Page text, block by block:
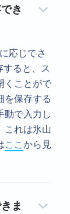
き
応じてさ
すると、ス
くことがで
を保存する
動で入力し
これは氷山
ここから見
ま